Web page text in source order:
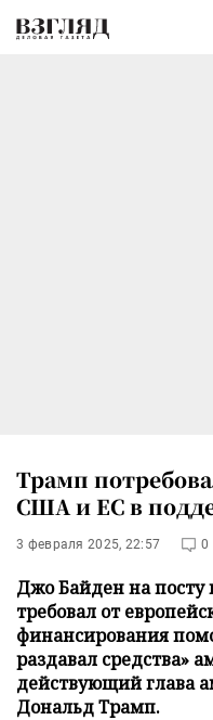
Трамп
США и ЕС в
3 февраля 2025, 22:57 0
Джо Байден на
требовал от
финансирования
раздавал средства»
действующий глава
Дональд Трамп.